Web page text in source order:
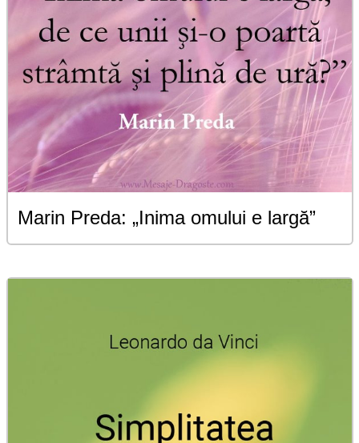
Marin Preda: „Inima omului e largă”